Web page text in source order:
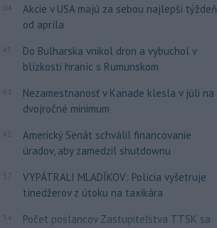
Akcie v USA majú za sebou najlepší týždeň
od apríla
Do Bulharska vnikol dron a vybuchol v
blízkosti hraníc s Rumunskom
Nezamestnanosť v Kanade klesla v júli na
dvojročné minimum
Americký Senát schválil financovanie
úradov, aby zamedzil shutdownu
VYPÁTRALI MLADÍKOV: Polícia vyšetruje
tínedžerov z útoku na taxikára
Počet poslancov Zastupiteľstva TTSK sa